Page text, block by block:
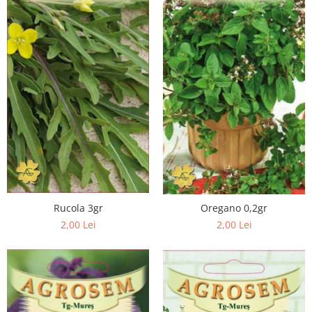
Cuști transport animale mici
Gard electric
Accesorii gard electric
Aparate gard electric
Fir gard electric
Animale de companie
Caini
Accesorii
Hrana
Suplimente si produse de uz
Pisici
Accesorii
Hrana
Rucola 3gr
2,00 Lei
Oregano 0,2gr
2,00 Lei